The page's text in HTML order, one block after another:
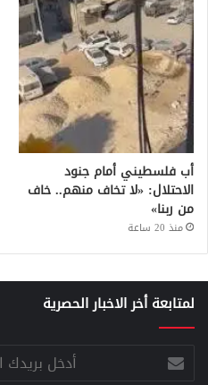
أب فلسطيني أمام جنود
الاحتلال: «لا تخاف منهم.. خاف
من ربنا»
منذ 20 ساعة
لمتابعة أخر الاخبار الحصرية
أدخل
بريدك